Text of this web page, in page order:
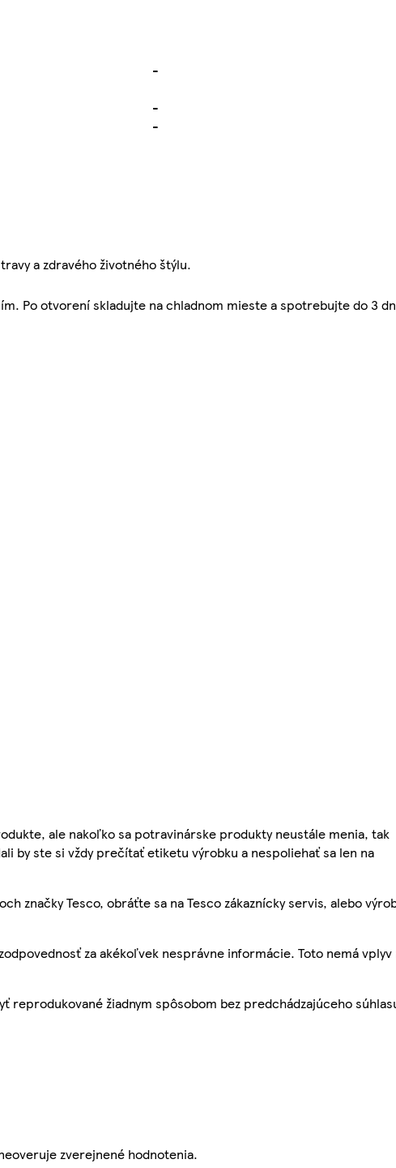
-
-
-
a zdravého životného štýlu.
Po otvorení skladujte na chladnom mieste a spotrebujte do 3
ale nakoľko sa potravinárske produkty neustále menia, tak
by ste si vždy prečítať etiketu výrobku a nespoliehať sa len na
značky Tesco, obráťte sa na Tesco zákaznícky servis, alebo
za akékoľvek nesprávne informácie. Toto nemá vplyv
žiadnym spôsobom bez predchádzajúceho
zverejnené hodnotenia.